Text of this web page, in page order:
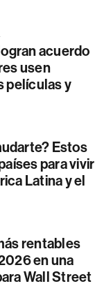
acuerdo
usen
películas y
Estos
para vivir
Latina y el
rentables
en una
Wall Street